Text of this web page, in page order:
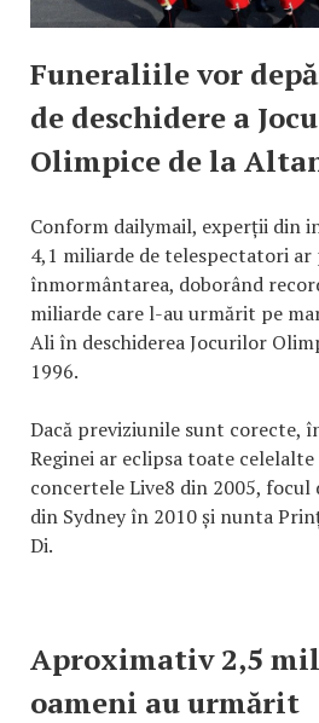
Funeraliile vor
de deschidere a
Olimpice de la
Conform dailymail, experții din
4,1 miliarde de telespectatori ar
înmormântarea, doborând
miliarde care l-au urmărit pe
Ali în deschiderea Jocurilor
1996.
Dacă previziunile sunt corecte,
Reginei ar eclipsa toate
concertele Live8 din 2005, focul
din Sydney în 2010 și nunta
Di.
Aproximativ 2,5
oameni au urmărit